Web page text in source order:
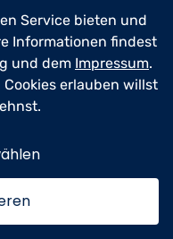
Service bieten und
Informationen findest
und dem Impressum.
erlauben willst